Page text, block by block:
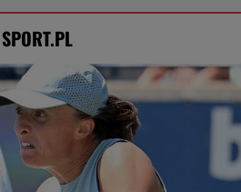
SPORT.PL